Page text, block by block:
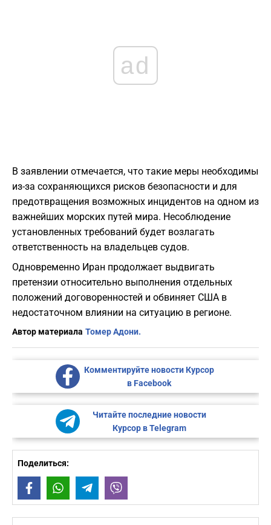
ad
В заявлении отмечается, что такие меры необходимы
из-за сохраняющихся рисков безопасности и для
предотвращения возможных инцидентов на одном из
важнейших морских путей мира. Несоблюдение
установленных требований будет возлагать
ответственность на владельцев судов.
Одновременно Иран продолжает выдвигать
претензии относительно выполнения отдельных
положений договоренностей и обвиняет США в
недостаточном влиянии на ситуацию в регионе.
Автор материала Томер Адони.
Комментируйте новости Курсор
в Facebook
Читайте последние новости
Курсор в Telegram
Поделиться:
FacebookWhatsAppTelegram